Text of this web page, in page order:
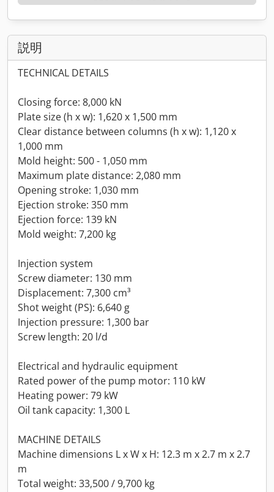
説明
TECHNICAL DETAILS
Closing force: 8,000 kN
Plate size (h x w): 1,620 x 1,500 mm
Clear distance between columns (h x w): 1,120 x
1,000 mm
Mold height: 500 - 1,050 mm
Maximum plate distance: 2,080 mm
Opening stroke: 1,030 mm
Ejection stroke: 350 mm
Ejection force: 139 kN
Mold weight: 7,200 kg
Injection system
Screw diameter: 130 mm
Displacement: 7,300 cm³
Shot weight (PS): 6,640 g
Injection pressure: 1,300 bar
Screw length: 20 l/d
Electrical and hydraulic equipment
Rated power of the pump motor: 110 kW
Heating power: 79 kW
Oil tank capacity: 1,300 L
MACHINE DETAILS
Machine dimensions L x W x H: 12.3 m x 2.7 m x 2.7
m
Total weight: 33,500 / 9,700 kg